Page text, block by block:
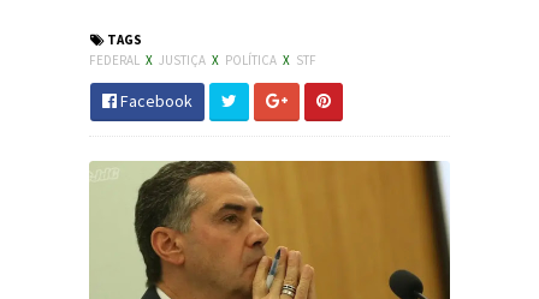
TAGS
FEDERAL X JUSTIÇA X POLÍTICA X STF
Facebook